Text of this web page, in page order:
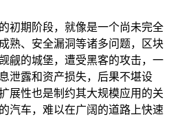
初期阶段，就像是一个尚未完全
熟、安全漏洞等诸多问题，区块
觎的城堡，遭受黑客的攻击，一
泄露和资产损失，后果不堪设
展性也是制约其大规模应用的关
汽车，难以在广阔的道路上快速